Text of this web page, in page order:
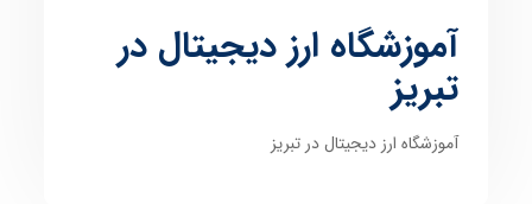
آموزشگاه ارز دیجیتال در
تبریز
آموزشگاه ارز دیجیتال در تبریز